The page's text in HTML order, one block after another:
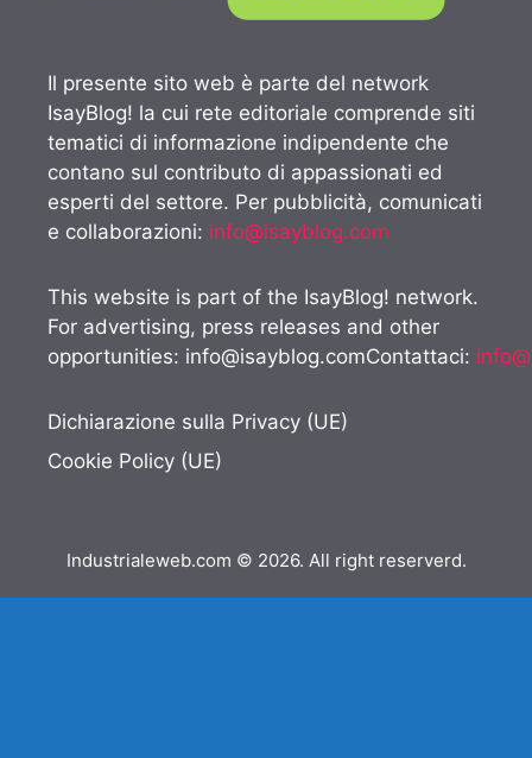
Il presente sito web è parte del network
IsayBlog! la cui rete editoriale comprende siti
tematici di informazione indipendente che
contano sul contributo di appassionati ed
esperti del settore. Per pubblicità, comunicati
e collaborazioni: info@isayblog.com
This website is part of the IsayBlog! network.
For advertising, press releases and other
opportunities: info@isayblog.comContattaci:
Dichiarazione sulla Privacy (UE)
Cookie Policy (UE)
Industrialeweb.com © 2026. All right reserverd.